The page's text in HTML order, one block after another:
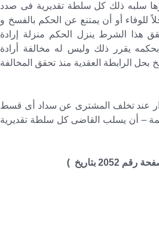
سلبه ذلك كل سلطة تقديرية فى صدد
للوفاء أو أن يمتنع عن الحكم بالفسخ و
هذا الشرط ينزل الحكم منزلة إرادة
يقرر ذلك وليس له مخالفة أرادة
الرابطة العقدية منذ تحقق المخالفة
عند تخلف المشترى عن سداد أى قسط
– أن يسلب القاضى كل سلطة تقديرية